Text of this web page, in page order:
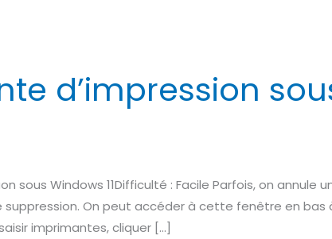
d’impression
sous Windows 11Difficulté : Facile Parfois, on annule
On peut accéder à cette fenêtre en bas
imprimantes, cliquer […]